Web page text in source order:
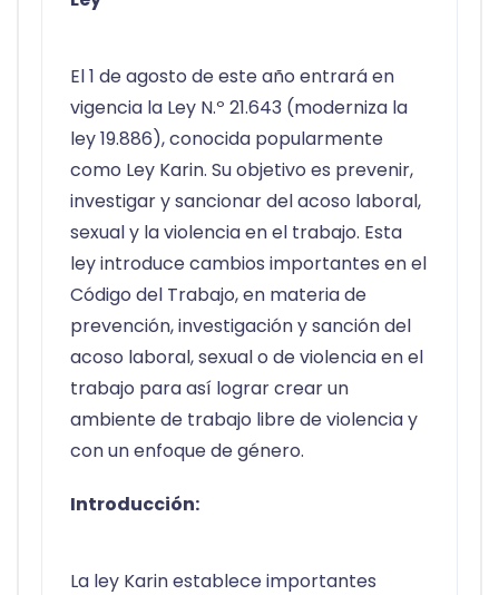
El 1 de agosto de este año entrará en
vigencia la Ley N.º 21.643 (moderniza la
ley 19.886), conocida popularmente
como Ley Karin. Su objetivo es prevenir,
investigar y sancionar del acoso laboral,
sexual y la violencia en el trabajo. Esta
ley introduce cambios importantes en el
Código del Trabajo, en materia de
prevención, investigación y sanción del
acoso laboral, sexual o de violencia en el
trabajo para así lograr crear un
ambiente de trabajo libre de violencia y
con un enfoque de género.
Introducción:
La ley Karin establece importantes